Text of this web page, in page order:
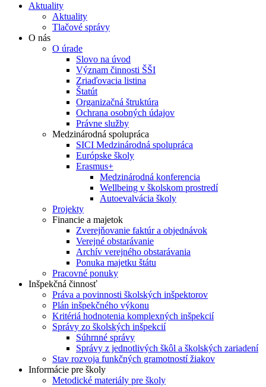
Aktuality
Aktuality
Tlačové správy
O nás
O úrade
Slovo na úvod
Význam činnosti ŠŠI
Zriaďovacia listina
Štatút
Organizačná štruktúra
Ochrana osobných údajov
Právne služby
Medzinárodná spolupráca
SICI Medzinárodná spolupráca
Európske školy
Erasmus+
Medzinárodná konferencia
Wellbeing v školskom prostredí
Autoevalvácia školy
Projekty
Financie a majetok
Zverejňovanie faktúr a objednávok
Verejné obstarávanie
Archív verejného obstarávania
Ponuka majetku štátu
Pracovné ponuky
Inšpekčná činnosť
Práva a povinnosti školských inšpektorov
Plán inšpekčného výkonu
Kritériá hodnotenia komplexných inšpekcií
Správy zo školských inšpekcií
Súhrnné správy
Správy z jednotlivých škôl a školských zariadení
Stav rozvoja funkčných gramotností žiakov
Informácie pre školy
Metodické materiály pre školy